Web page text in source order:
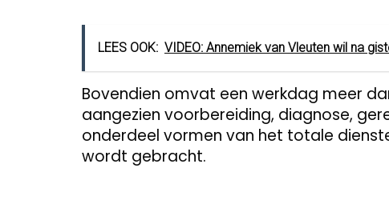
LEES OOK: VIDEO: Annemiek van Vleuten wil na
Bovendien omvat een werkdag meer
aangezien voorbereiding, diagnose,
onderdeel vormen van het totale
wordt gebracht.